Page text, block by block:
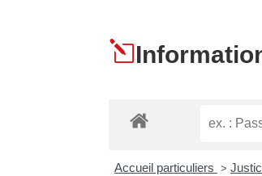
l
Accueil particuliers >